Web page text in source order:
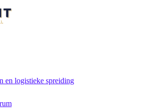
en logistieke spreiding